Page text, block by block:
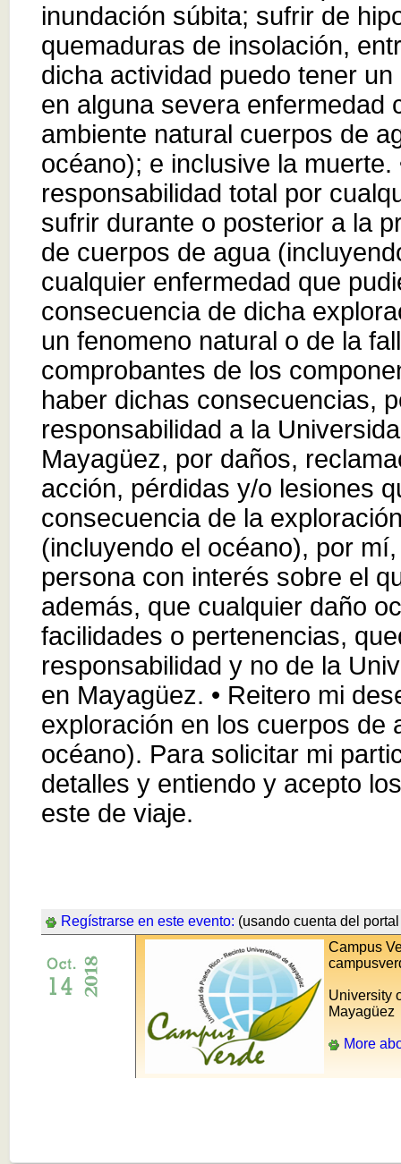
inundación súbita; sufrir de
quemaduras de insolación,
dicha actividad puedo tener
en alguna severa enfermedad
ambiente natural cuerpos de
océano); e inclusive la muerte.
responsabilidad total por
sufrir durante o posterior a la
de cuerpos de agua
cualquier enfermedad que
consecuencia de dicha
un fenomeno natural o de la
comprobantes de los
haber dichas consecuencias,
responsabilidad a la
Mayagüez, por daños,
acción, pérdidas y/o lesiones
consecuencia de la
(incluyendo el océano), por
persona con interés sobre el
además, que cualquier daño
facilidades o pertenencias,
responsabilidad y no de la
en Mayagüez. • Reitero mi
exploración en los cuerpos de
océano). Para solicitar mi
detalles y entiendo y acepto
este de viaje.
Regístrarse en este evento: (usando cuenta del
Campus
University
Mayagüez
More